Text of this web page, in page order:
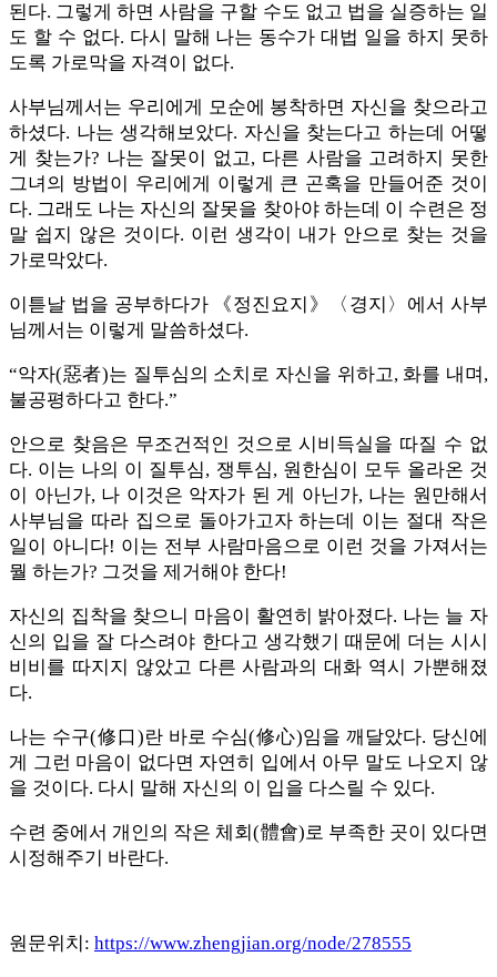
된다. 그렇게 하면 사람을 구할 수도 없고 법을 실증하는 일
도 할 수 없다. 다시 말해 나는 동수가 대법 일을 하지 못하
도록 가로막을 자격이 없다.
사부님께서는 우리에게 모순에 봉착하면 자신을 찾으라고
하셨다. 나는 생각해보았다. 자신을 찾는다고 하는데 어떻
게 찾는가? 나는 잘못이 없고, 다른 사람을 고려하지 못한
그녀의 방법이 우리에게 이렇게 큰 곤혹을 만들어준 것이
다. 그래도 나는 자신의 잘못을 찾아야 하는데 이 수련은 정
말 쉽지 않은 것이다. 이런 생각이 내가 안으로 찾는 것을
가로막았다.
이튿날 법을 공부하다가 《정진요지》〈경지〉에서 사부
님께서는 이렇게 말씀하셨다.
“악자(惡者)는 질투심의 소치로 자신을 위하고, 화를 내며,
불공평하다고 한다.”
안으로 찾음은 무조건적인 것으로 시비득실을 따질 수 없
다. 이는 나의 이 질투심, 쟁투심, 원한심이 모두 올라온 것
이 아닌가, 나 이것은 악자가 된 게 아닌가, 나는 원만해서
사부님을 따라 집으로 돌아가고자 하는데 이는 절대 작은
일이 아니다! 이는 전부 사람마음으로 이런 것을 가져서는
뭘 하는가? 그것을 제거해야 한다!
자신의 집착을 찾으니 마음이 활연히 밝아졌다. 나는 늘 자
신의 입을 잘 다스려야 한다고 생각했기 때문에 더는 시시
비비를 따지지 않았고 다른 사람과의 대화 역시 가뿐해졌
다.
나는 수구(修口)란 바로 수심(修心)임을 깨달았다. 당신에
게 그런 마음이 없다면 자연히 입에서 아무 말도 나오지 않
을 것이다. 다시 말해 자신의 이 입을 다스릴 수 있다.
수련 중에서 개인의 작은 체회(體會)로 부족한 곳이 있다면
시정해주기 바란다.
원문위치: https://www.zhengjian.org/node/278555